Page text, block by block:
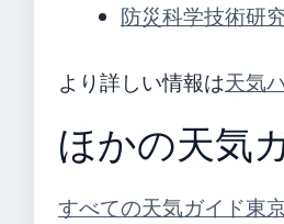
防災科学技術研
より詳しい情報は天気
ほかの天気
すべての天気ガイド東